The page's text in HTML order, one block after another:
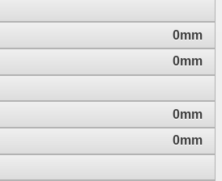
0mm
0mm
0mm
0mm